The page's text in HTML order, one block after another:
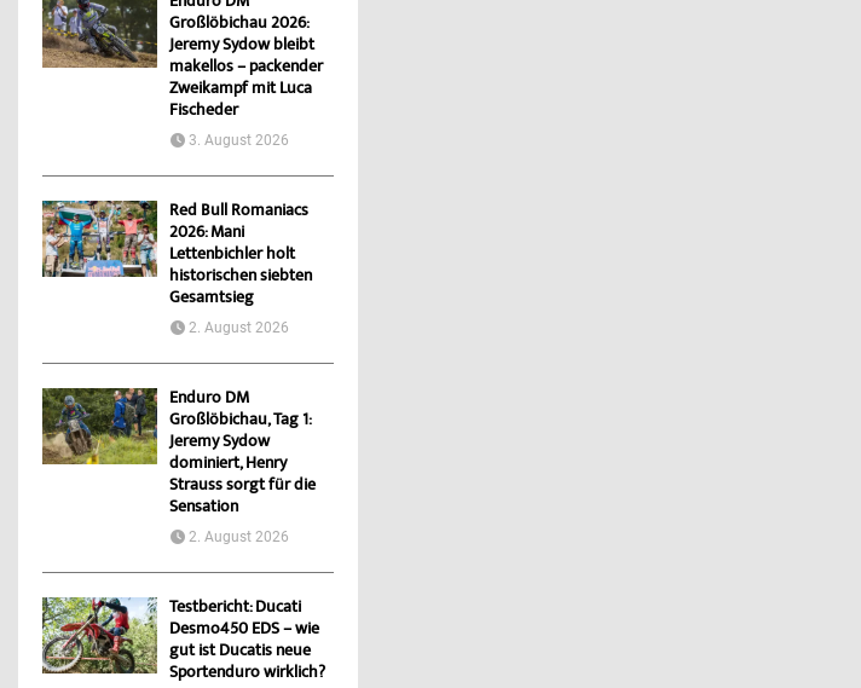
Großlöbichau 2026:
Jeremy Sydow bleibt
makellos – packender
Zweikampf mit Luca
Fischeder
3. August 2026
Red Bull Romaniacs
2026: Mani
Lettenbichler holt
historischen siebten
Gesamtsieg
2. August 2026
Enduro DM
Großlöbichau, Tag 1:
Jeremy Sydow
dominiert, Henry
Strauss sorgt für die
Sensation
2. August 2026
Testbericht: Ducati
Desmo450 EDS – wie
gut ist Ducatis neue
Sportenduro wirklich?